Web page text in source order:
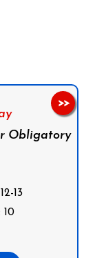
Obligatory
13
10
>>